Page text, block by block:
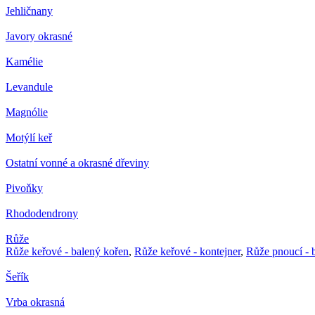
Jehličnany
Javory okrasné
Kamélie
Levandule
Magnólie
Motýlí keř
Ostatní vonné a okrasné dřeviny
Pivoňky
Rhododendrony
Růže
Růže keřové - balený kořen, Růže keřové - kontejner, Růže pnoucí -
Šeřík
Vrba okrasná